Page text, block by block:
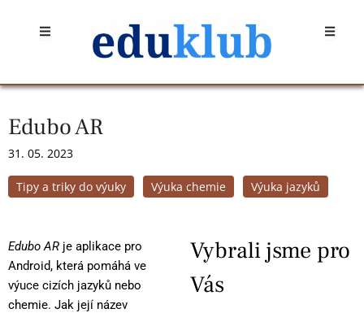
Open Open
Edubo AR
31. 05. 2023
Tipy a triky do výuky Výuka chemie Výuka jazyků
Edubo AR je aplikace pro
Android, která pomáhá ve
výuce cizích jazyků nebo
chemie. Jak její název
Vybrali jsme pro
Vás